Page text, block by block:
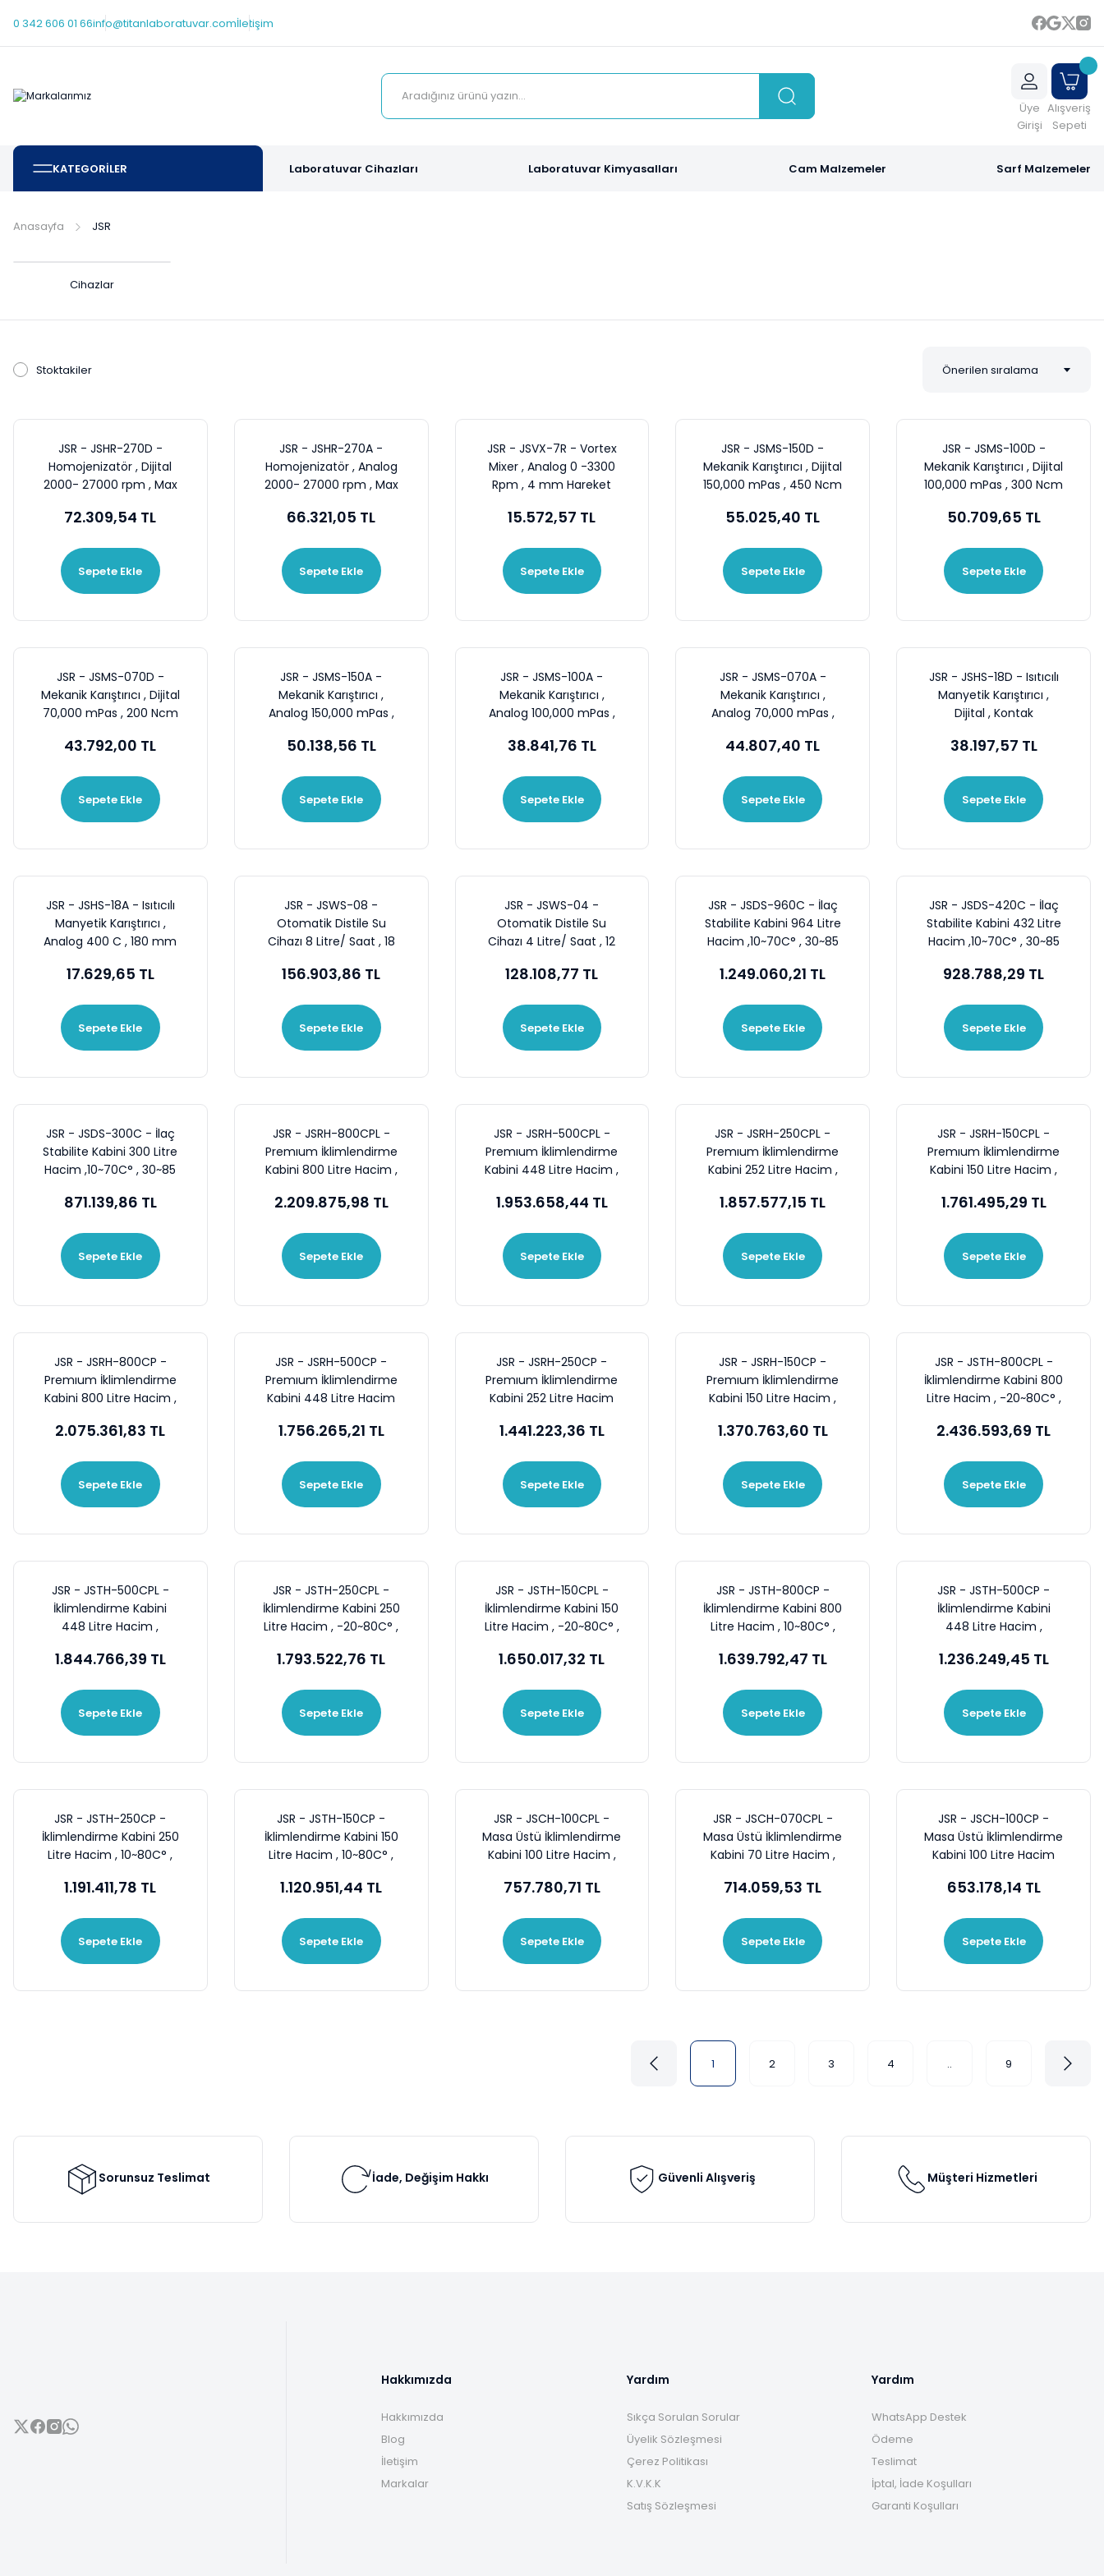
0 342 606 01 66info@titanlaboratuvar.comİletişim
Üye
Girişi
Alışveriş
Sepeti
KATEGORİLER Laboratuvar Cihazları Laboratuvar Kimyasalları Cam Malzemeler Sarf Malzemeler
Anasayfa JSR
Cihazlar
Stoktakiler
JSR - JSHR-270D -
Homojenizatör , Dijital
2000- 27000 rpm , Max
Kapasitesi
72.309,54 TL
Sepete Ekle
JSR - JSHR-270A -
Homojenizatör , Analog
2000- 27000 rpm , Max
Kapasitesi
66.321,05 TL
Sepete Ekle
JSR - JSVX-7R - Vortex
Mixer , Analog 0 -3300
Rpm , 4 mm Hareket
15.572,57 TL
Sepete Ekle
JSR - JSMS-150D -
Mekanik Karıştırıcı , Dijital
150,000 mPas , 450 Ncm
55.025,40 TL
Sepete Ekle
JSR - JSMS-100D -
Mekanik Karıştırıcı , Dijital
100,000 mPas , 300 Ncm
50.709,65 TL
Sepete Ekle
JSR - JSMS-070D -
Mekanik Karıştırıcı , Dijital
70,000 mPas , 200 Ncm
43.792,00 TL
Sepete Ekle
JSR - JSMS-150A -
Mekanik Karıştırıcı ,
Analog 150,000 mPas ,
50.138,56 TL
Sepete Ekle
JSR - JSMS-100A -
Mekanik Karıştırıcı ,
Analog 100,000 mPas ,
38.841,76 TL
Sepete Ekle
JSR - JSMS-070A -
Mekanik Karıştırıcı ,
Analog 70,000 mPas ,
rpm ,
44.807,40 TL
Sepete Ekle
JSR - JSHS-18D - Isıtıcılı
Manyetik Karıştırıcı ,
Dijital , Kontak
Set ile 400 C , 180 mm *
38.197,57 TL
Sepete Ekle
JSR - JSHS-18A - Isıtıcılı
Manyetik Karıştırıcı ,
Analog 400 C , 180 mm
17.629,65 TL
Sepete Ekle
JSR - JSWS-08 -
Otomatik Distile Su
Cihazı 8 Litre/ Saat , 18
156.903,86 TL
Sepete Ekle
JSR - JSWS-04 -
Otomatik Distile Su
Cihazı 4 Litre/ Saat , 12
128.108,77 TL
Sepete Ekle
JSR - JSDS-960C - İlaç
Stabilite Kabini 964 Litre
Hacim ,10~70C° , 30~85
1.249.060,21 TL
Sepete Ekle
JSR - JSDS-420C - İlaç
Stabilite Kabini 432 Litre
Hacim ,10~70C° , 30~85
928.788,29 TL
Sepete Ekle
JSR - JSDS-300C - İlaç
Stabilite Kabini 300 Litre
Hacim ,10~70C° , 30~85
871.139,86 TL
Sepete Ekle
JSR - JSRH-800CPL -
Premıum İklimlendirme
Kabini 800 Litre Hacim ,
2.209.875,98 TL
Sepete Ekle
JSR - JSRH-500CPL -
Premıum İklimlendirme
Kabini 448 Litre Hacim ,
1.953.658,44 TL
Sepete Ekle
JSR - JSRH-250CPL -
Premıum İklimlendirme
Kabini 252 Litre Hacim ,
1.857.577,15 TL
Sepete Ekle
JSR - JSRH-150CPL -
Premıum İklimlendirme
Kabini 150 Litre Hacim ,
1.761.495,29 TL
Sepete Ekle
JSR - JSRH-800CP -
Premıum İklimlendirme
Kabini 800 Litre Hacim ,
2.075.361,83 TL
Sepete Ekle
JSR - JSRH-500CP -
Premıum İklimlendirme
Kabini 448 Litre Hacim
1.756.265,21 TL
Sepete Ekle
JSR - JSRH-250CP -
Premıum İklimlendirme
Kabini 252 Litre Hacim
1.441.223,36 TL
Sepete Ekle
JSR - JSRH-150CP -
Premıum İklimlendirme
Kabini 150 Litre Hacim ,
1.370.763,60 TL
Sepete Ekle
JSR - JSTH-800CPL -
İklimlendirme Kabini 800
Litre Hacim , -20~80C° ,
2.436.593,69 TL
Sepete Ekle
JSR - JSTH-500CPL -
İklimlendirme Kabini
448 Litre Hacim ,
1.844.766,39 TL
Sepete Ekle
JSR - JSTH-250CPL -
İklimlendirme Kabini 250
Litre Hacim , -20~80C° ,
1.793.522,76 TL
Sepete Ekle
JSR - JSTH-150CPL -
İklimlendirme Kabini 150
Litre Hacim , -20~80C° ,
1.650.017,32 TL
Sepete Ekle
JSR - JSTH-800CP -
İklimlendirme Kabini 800
Litre Hacim , 10~80C° ,
1.639.792,47 TL
Sepete Ekle
JSR - JSTH-500CP -
İklimlendirme Kabini
448 Litre Hacim ,
1.236.249,45 TL
Sepete Ekle
JSR - JSTH-250CP -
İklimlendirme Kabini 250
Litre Hacim , 10~80C° ,
1.191.411,78 TL
Sepete Ekle
JSR - JSTH-150CP -
İklimlendirme Kabini 150
Litre Hacim , 10~80C° ,
1.120.951,44 TL
Sepete Ekle
JSR - JSCH-100CPL -
Masa Üstü İklimlendirme
Kabini 100 Litre Hacim ,
757.780,71 TL
Sepete Ekle
JSR - JSCH-070CPL -
Masa Üstü İklimlendirme
Kabini 70 Litre Hacim ,
714.059,53 TL
Sepete Ekle
JSR - JSCH-100CP -
Masa Üstü İklimlendirme
Kabini 100 Litre Hacim
653.178,14 TL
Sepete Ekle
1 2 3 4 .. 9
Sorunsuz Teslimat İade, Değişim Hakkı Güvenli Alışveriş Müşteri Hizmetleri
Hakkımızda
Hakkımızda
Blog
İletişim
Markalar
Yardım
Sıkça Sorulan Sorular
Üyelik Sözleşmesi
Çerez Politikası
K.V.K.K
Satış Sözleşmesi
Yardım
WhatsApp Destek
Ödeme
Teslimat
İptal, İade Koşulları
Garanti Koşulları